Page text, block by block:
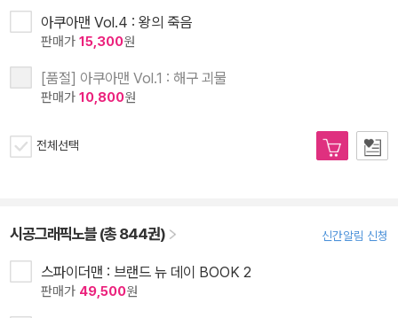
아쿠아맨 Vol.4 : 왕의 죽음
판매가 15,300원
[품절] 아쿠아맨 Vol.1 : 해구 괴물
판매가 10,800원
전체선택
시공그래픽노블 (총 844권) 신간알림 신청
스파이더맨 : 브랜드 뉴 데이 BOOK 2
판매가 49,500원